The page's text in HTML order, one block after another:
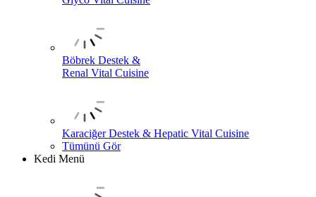
Böbrek Destek &
Renal Vital Cuisine
Karaciğer Destek & Hepatic Vital Cuisine
Tümünü Gör
Kedi Menü